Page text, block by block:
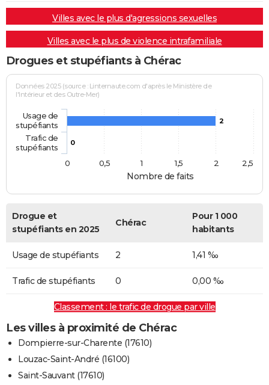
Villes avec le plus d'agressions sexuelles
Villes avec le plus de violence intrafamiliale
Drogues et stupéfiants à Chérac
Nombre de faits
Données 2025 (source : Linternaute.com d'après le Ministère de
l'Intérieur et des Outre-Mer)
2
0
Usage de
stupéfiants
Trafic de
stupéfiants
0
0,5 1 1,5 2 2,5
Drogue et
stupéfiants en 2025
Chérac
Pour 1 000
habitants
Usage de stupéfiants 2 1,41 ‰
Trafic de stupéfiants 0 0,00 ‰
Classement : le trafic de drogue par ville
Les villes à proximité de Chérac
Dompierre-sur-Charente (17610)
Louzac-Saint-André (16100)
Saint-Sauvant (17610)